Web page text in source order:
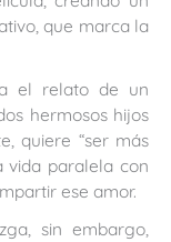
que marca la
el relato de un
hermosos hijos
quiere “ser más
vida paralela con
ese amor.
sin embargo,